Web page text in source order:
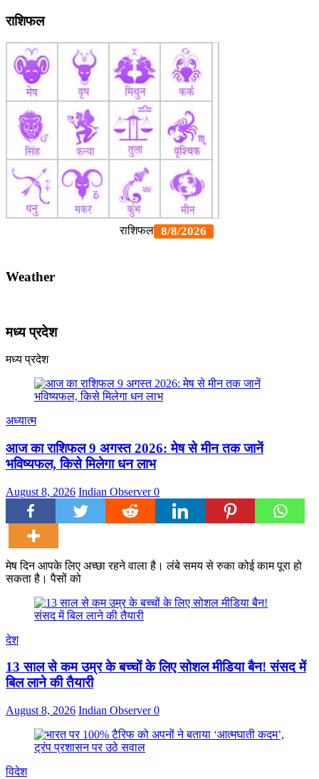
राशिफल
Weather
मध्य प्रदेश
मध्य प्रदेश
अध्यात्म
आज का राशिफल 9 अगस्त 2026: मेष से मीन तक जानें
भविष्यफल, किसे मिलेगा धन लाभ
August 8, 2026 Indian Observer0
मेष दिन आपके लिए अच्छा रहने वाला है। लंबे समय से रुका कोई काम पूरा हो
सकता है। पैसों को
देश
13 साल से कम उम्र के बच्चों के लिए सोशल मीडिया बैन! संसद में
बिल लाने की तैयारी
August 8, 2026 Indian Observer0
विदेश